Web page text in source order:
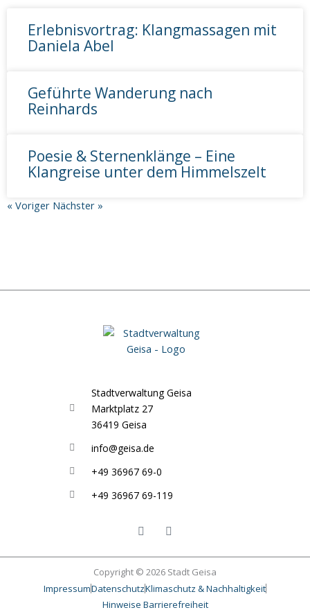
Erlebnisvortrag: Klangmassagen mit
Daniela Abel
Geführte Wanderung nach
Reinhards
Poesie & Sternenklänge – Eine
Klangreise unter dem Himmelszelt
« Voriger Nächster »
Stadtverwaltung Geisa
Marktplatz 27
36419 Geisa
info@geisa.de
+49 36967 69-0
+49 36967 69-119
a
c
b
o
o
k
-
n
s
a
g
a
m
Copyright © 2026 Stadt Geisa
ImpressumDatenschutzKlimaschutz & Nachhaltigkeit
Hinweise Barrierefreiheit